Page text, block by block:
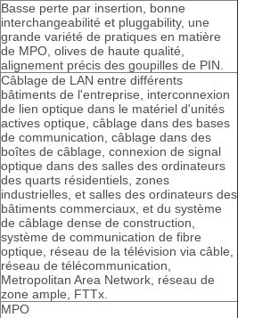
Basse perte par insertion, bonne
interchangeabilité et pluggability, une
grande variété de pratiques en matière
de MPO, olives de haute qualité,
alignement précis des goupilles de PIN.
Câblage de LAN entre différents
bâtiments de l'entreprise, interconnexion
de lien optique dans le matériel d'unités
actives optique, câblage dans des bases
de communication, câblage dans des
boîtes de câblage, connexion de signal
optique dans des salles des ordinateurs
des quarts résidentiels, zones
industrielles, et salles des ordinateurs des
bâtiments commerciaux, et du système
de câblage dense de construction,
système de communication de fibre
optique, réseau de la télévision via câble,
réseau de télécommunication,
Metropolitan Area Network, réseau de
zone ample, FTTx.
MPO